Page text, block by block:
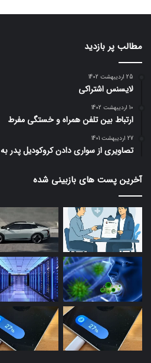
مطالب پر بازدید
25 اردیبهشت 1402
لایسنس اشتراکی
10 اردیبهشت 1402
ارتباط بین تلفن همراه و خستگی مفرط
27 اردیبهشت 1401
تصاویری از سواری دادن کروکودیل پدر
آخرین پست های بازبینی شده